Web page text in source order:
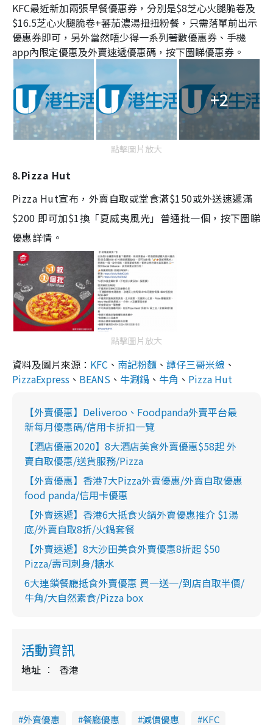
KFC最近新加兩張早餐優惠券，分別是$8芝心火腿脆卷及
$16.5芝心火腿脆卷+蕃茄濃湯扭扭粉餐，只需落單前出示
優惠券即可，另外當然唔少得一系列著數優惠券、手機
app內限定優惠及外賣速遞優惠碼，按下圖睇優惠券。
+2
點擊圖片放大
8.Pizza Hut
Pizza Hut宣布，外賣自取或堂食滿$150或外送速遞滿
$200 即可加$1換「夏威夷風光」普通批一個，按下圖睇
優惠詳情。
點擊圖片放大
資料及圖片來源： KFC 、 南記粉麵 、 譚仔三哥米線 、
PizzaExpress 、 BEANS 、 牛涮鍋 、 牛角 、 Pizza Hut
【外賣優惠】Deliveroo、Foodpanda外賣平台最
新每月優惠碼/信用卡折扣一覽
【酒店優惠2020】8大酒店美食外賣優惠$58起 外
賣自取優惠/送貨服務/Pizza
【外賣優惠】香港7大Pizza外賣優惠/外賣自取優惠
food panda/信用卡優惠
【外賣速遞】香港6大抵食火鍋外賣優惠推介 $1湯
底/外賣自取8折/火鍋套餐
【外賣速遞】8大沙田美食外賣優惠8折起 $50
Pizza/壽司刺身/糖水
6大連鎖餐廳抵食外賣優惠 買一送一/到店自取半價/
牛角/大自然素食/Pizza box
活動資訊
地址 香港
外賣優惠 餐廳優惠 減價優惠
KFC